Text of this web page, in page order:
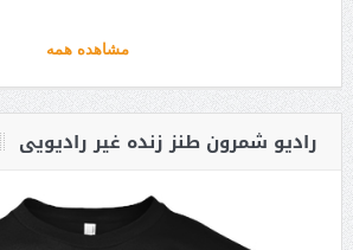
مشاهده همه
رادیو شمرون طنز زنده غیر رادیویی